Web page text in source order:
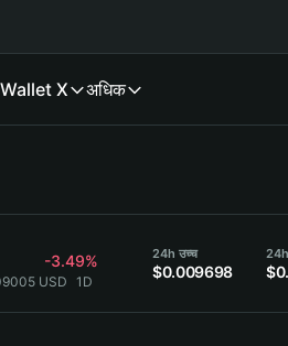
X अधिक
-3.49%
USD 1D
24h उच्च
$0.009698
24h